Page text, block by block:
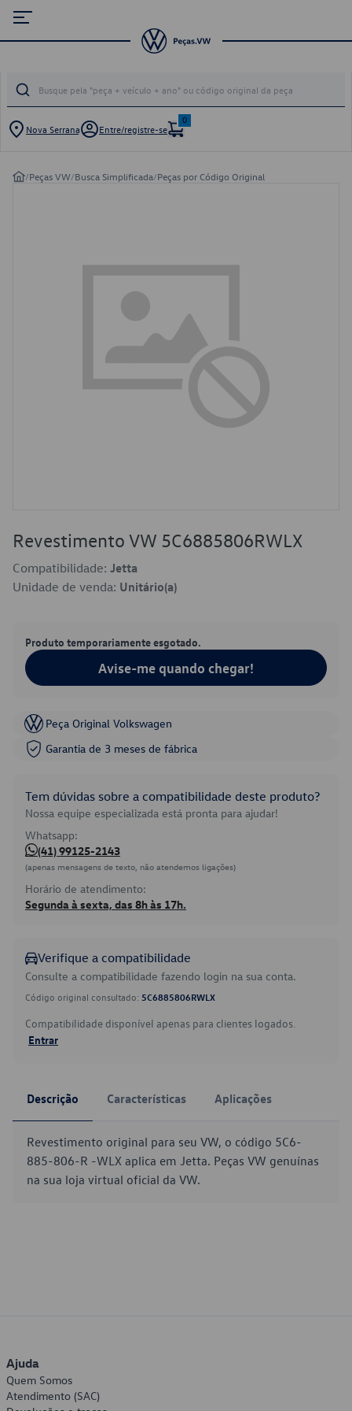
Nova Serrana Entre/registre-se
0
/Peças VW/Busca Simplificada/Peças por Código Original
Revestimento VW 5C6885806RWLX
Compatibilidade: Jetta
Unidade de venda: Unitário(a)
Produto temporariamente esgotado.
Avise-me quando chegar!
Peça Original Volkswagen
Garantia de 3 meses de fábrica
Tem dúvidas sobre a compatibilidade deste produto?
Nossa equipe especializada está pronta para ajudar!
Whatsapp:
(41) 99125-2143
(apenas mensagens de texto, não atendemos ligações)
Horário de atendimento:
Segunda à sexta, das 8h às 17h.
Verifique a compatibilidade
Consulte a compatibilidade fazendo login na sua conta.
Código original consultado: 5C6885806RWLX
Compatibilidade disponível apenas para clientes logados.
Entrar
Descrição Características Aplicações
Revestimento original para seu VW, o código 5C6-
885-806-R -WLX aplica em Jetta. Peças VW genuínas
na sua loja virtual oficial da VW.
Ajuda
Quem Somos
Atendimento (SAC)